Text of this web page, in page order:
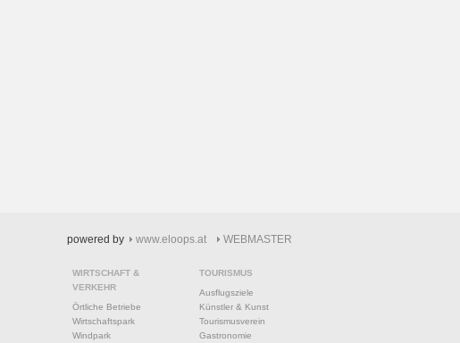
powered by www.eloops.at WEBMASTER
WIRTSCHAFT &
VERKEHR
Örtliche Betriebe
Wirtschaftspark
Windpark
TOURISMUS
Ausflugsziele
Künstler & Kunst
Tourismusverein
Gastronomie